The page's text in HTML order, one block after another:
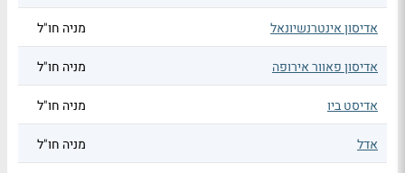
אדיסון אינטרנשיונאל מניה חו"ל
אדיסון פאוור אירופה מניה חו"ל
אדיסט ביו מניה חו"ל
אדל מניה חו"ל